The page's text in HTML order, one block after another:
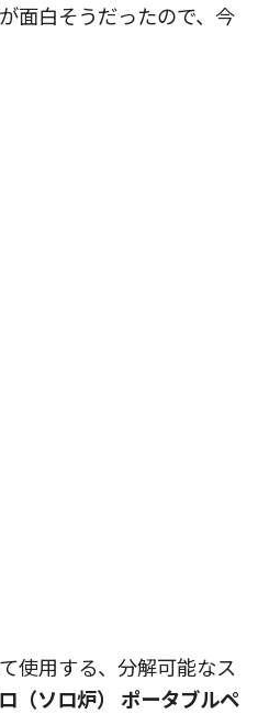
面白そうだったので、今
使用する、分解可能なス
（ソロ炉） ポータブルペ